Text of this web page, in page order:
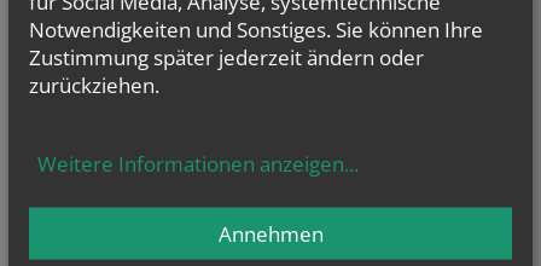
CHRONIK
Notwendigkeiten und Sonstiges. Sie können Ihre
Zustimmung später jederzeit ändern oder
zurückziehen.
Weitere Informationen anzeigen...
Annehmen